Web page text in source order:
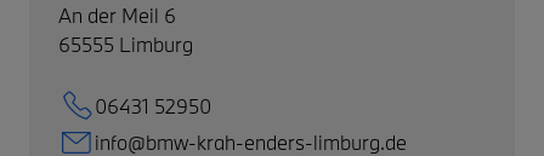
An der Meil 6
65555 Limburg
06431 52950
info@bmw-krah-enders-limburg.de